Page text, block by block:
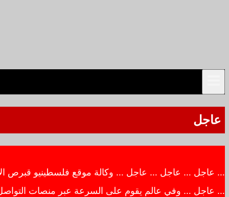
عاجل
… عاجل … عاجل … عاجل … وكالة موقع فلسطينيو قبرص
… عاجل … وفي عالم يقوم على السرعة عبر منصات التواصل